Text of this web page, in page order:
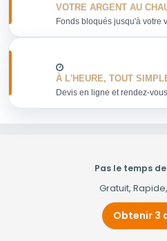
VOTRE ARGENT AU
Fonds bloqués jusqu'à votre
À L'HEURE, TOUT
Devis en ligne et rendez-
Pas le temps
Gratuit,
Obtenir 3